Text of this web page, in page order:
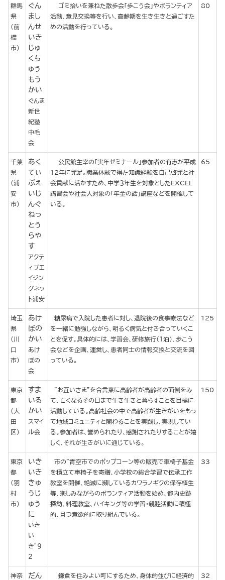
群馬
県
(前
橋
市)
ぐん
まし
んせ
いき
じゅ
くち
ゅう
もう
かい
ぐんま
新世
紀塾
中毛
会
ゴミ拾いを兼ねた散歩会「歩こう会」やボランティア
活動、意見交換等を行い、高齢期を生き生きと過ごすた
めの活動を行っている。
80
千葉
県
(浦
安
市)
あく
てぃ
ぶえ
いじ
んぐ
ねっ
とう
らや
す
アクテ
ィブエ
イジン
グネッ
ト浦安
公民館主宰の「実年ゼミナール」参加者の有志が平成
12年に発足。職業体験で得た知識経験を自己啓発と社
会貢献に活かすため、中学３年生を対象としたEXCEL
講習会や社会人対象の「年金の話」講座などを開催して
いる。
65
埼玉
県
(川
口
市)
あけ
ぼの
かい
あけ
ぼの
会
糖尿病で入院した患者に対し、退院後の食事療法など
を一緒に勉強しながら、明るく病気と付き合っていくこ
とを促す。具体的には、学習会、研修旅行（１泊）、歩こう
会などを企画、運営し、患者同士の情報交換と交流を図
っている。
125
東京
都
(大
田
区)
すま
いる
かい
スマイ
ル会
”お互いさま”を合言葉に高齢者が高齢者の面倒をみ
て、亡くなるその日まで生き生きと暮らすことを目標に
活動している。高齢社会の中で高齢者が生きがいをもっ
て地域コミュニティと関わることを実践し、実現してい
る。参加者は、誉められたり、感謝されたりすることが嬉
しく、それが生きがいに通じている。
150
東京
都
(羽
村
市)
いき
いき
きゅ
うじ
ゅう
に
いき
い
き’９
２
市の”青空市でのポップコーン等の販売で車椅子基金
を積立て車椅子を寄贈、小学校の総合学習で伝承工作
教室を開催、絶滅に瀕しているカワラノギクの保存植生
等、楽しみながらのボランティア活動を始め、都内史跡
探訪、料理教室、ハイキング等の学習・親睦活動に積極
的、且つ意欲的に取り組んでいる。
33
神奈 だん 鎌倉を住みよい町にするため、身体的並びに経済的 32